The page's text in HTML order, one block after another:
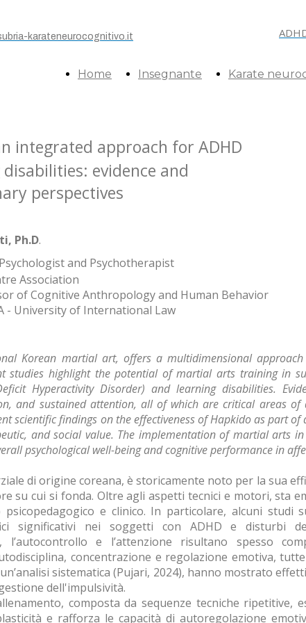
karateneurocognitivo.it
Home Insegnante Karate
integrated approach for ADHD
evidence and
perspectives
Ph.D.
and Psychotherapist
Association
of Cognitive Anthropology and Human Behavior
- University of International Law
Korean martial art, offers a multidimensional
studies highlight the potential of martial arts training in
Hyperactivity Disorder) and learning disabilities.
and sustained attention, all of which are critical areas
scientific findings on the effectiveness of Hapkido as part
and social value. The implementation of martial arts
psychological well-being and cognitive performance in
di origine coreana, è storicamente noto per la sua
su cui si fonda. Oltre agli aspetti tecnici e motori, sta
e clinico. In particolare, alcuni studi
significativi nei soggetti con ADHD e disturbi
l’autocontrollo e l’attenzione risultano spesso
concentrazione e regolazione emotiva,
sistematica (Pujari, 2024), hanno mostrato
dell'impulsività.
composta da sequenze tecniche ripetitive,
e rafforza le capacità di autoregolazione